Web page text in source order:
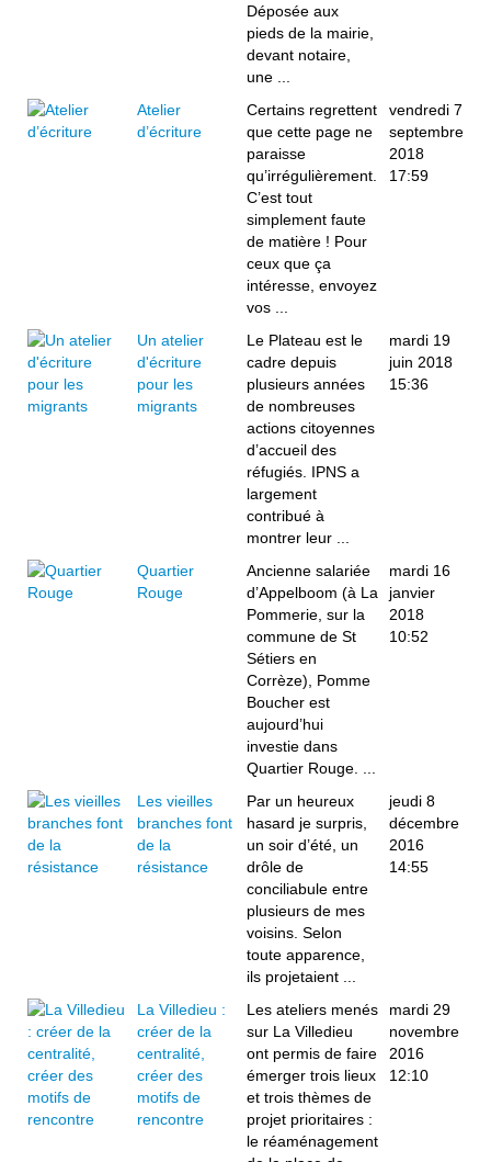
Déposée aux
pieds de la mairie,
devant notaire,
une ...
Atelier
d’écriture
Certains regrettent
que cette page ne
paraisse
qu’irrégulièrement.
C’est tout
simplement faute
de matière ! Pour
ceux que ça
intéresse, envoyez
vos ...
vendredi 7
septembre
2018
17:59
Un atelier
d'écriture
pour les
migrants
Le Plateau est le
cadre depuis
plusieurs années
de nombreuses
actions citoyennes
d’accueil des
réfugiés. IPNS a
largement
contribué à
montrer leur ...
mardi 19
juin 2018
15:36
Quartier
Rouge
Ancienne salariée
d’Appelboom (à La
Pommerie, sur la
commune de St
Sétiers en
Corrèze), Pomme
Boucher est
aujourd’hui
investie dans
Quartier Rouge. ...
mardi 16
janvier
2018
10:52
Les vieilles
branches font
de la
résistance
Par un heureux
hasard je surpris,
un soir d’été, un
drôle de
conciliabule entre
plusieurs de mes
voisins. Selon
toute apparence,
ils projetaient ...
jeudi 8
décembre
2016
14:55
La Villedieu :
créer de la
centralité,
créer des
motifs de
rencontre
Les ateliers menés
sur La Villedieu
ont permis de faire
émerger trois lieux
et trois thèmes de
projet prioritaires :
le réaménagement
mardi 29
novembre
2016
12:10